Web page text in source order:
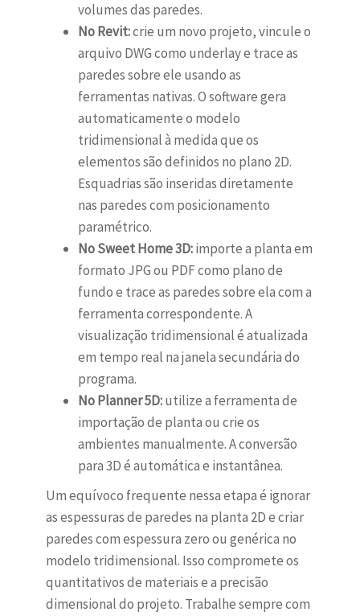
volumes das paredes.
No Revit:crie um novo projeto, vincule o
arquivo DWG como underlay e trace as
paredes sobre ele usando as
ferramentas nativas. O software gera
automaticamente o modelo
tridimensional à medida que os
elementos são definidos no plano 2D.
Esquadrias são inseridas diretamente
nas paredes com posicionamento
paramétrico.
No Sweet Home 3D:importe a planta em
formato JPG ou PDF como plano de
fundo e trace as paredes sobre ela com a
ferramenta correspondente. A
visualização tridimensional é atualizada
em tempo real na janela secundária do
programa.
No Planner 5D:utilize a ferramenta de
importação de planta ou crie os
ambientes manualmente. A conversão
para 3D é automática e instantânea.
Um equívoco frequente nessa etapa é ignorar
as espessuras de paredes na planta 2D e criar
paredes com espessura zero ou genérica no
modelo tridimensional. Isso compromete os
quantitativos de materiais e a precisão
dimensional do projeto. Trabalhe sempre com